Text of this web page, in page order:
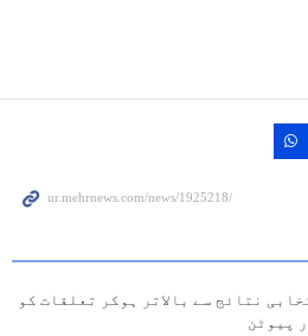
نتائج سے بالاتر ہوکر تعلقات کو
پیوٹن